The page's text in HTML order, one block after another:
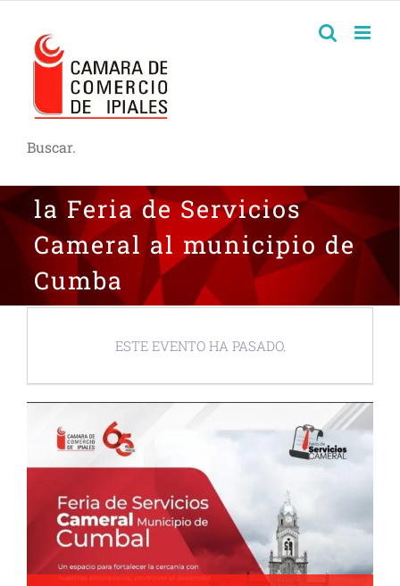
Buscar.
la Feria de Servicios
Cameral al municipio de
Cumba
ESTE EVENTO HA PASADO.